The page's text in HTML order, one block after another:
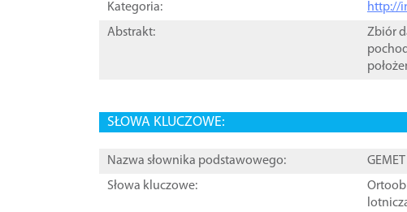
Kategoria:
http://
Abstrakt:
Zbiór
SŁOWA KLUCZOWE:
Nazwa słownika podstawowego:
Słowa kluczowe: